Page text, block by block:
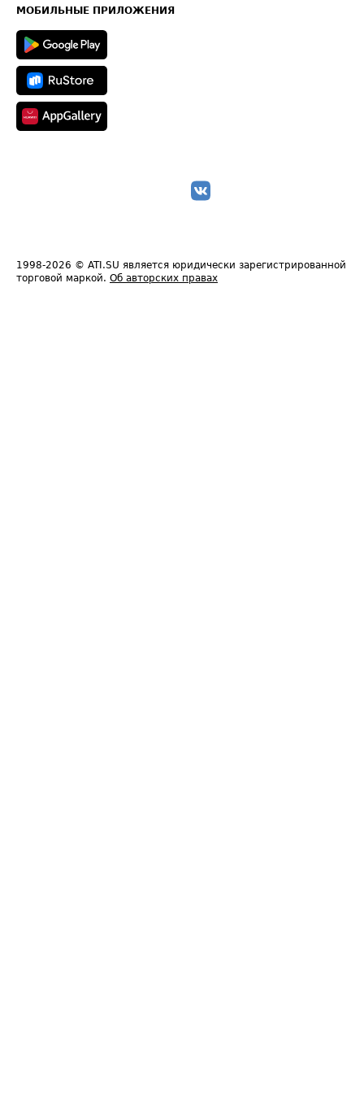
Техническая информация
МОБИЛЬНЫЕ ПРИЛОЖЕНИЯ
1998-2026 © ATI.SU является юридически зарегистрированной
торговой маркой. Об авторских правах